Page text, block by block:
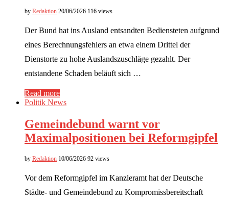
by Redaktion 20/06/2026 116 views
Der Bund hat ins Ausland entsandten Bediensteten aufgrund
eines Berechnungsfehlers an etwa einem Drittel der
Dienstorte zu hohe Auslandszuschläge gezahlt. Der
entstandene Schaden beläuft sich …
Read more
Politik News
Gemeindebund warnt vor
Maximalpositionen bei Reformgipfel
by Redaktion 10/06/2026 92 views
Vor dem Reformgipfel im Kanzleramt hat der Deutsche
Städte- und Gemeindebund zu Kompromissbereitschaft